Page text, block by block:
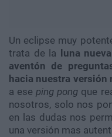
Un eclipse muy
trata de la luna
aventón de
hacia nuestra versión
a eseping pong que
nosotros, solo nos
en las dudas nos
una versión mas